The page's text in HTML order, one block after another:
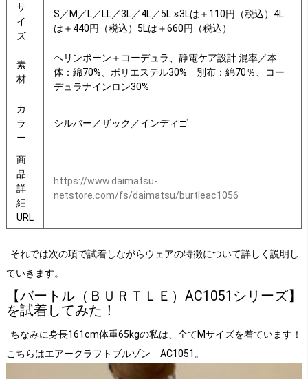
サ
イ
ズ
S／M／L／LL／3L／4L／5L ※3Lは＋110円（税込）4L
は＋440円（税込）5Lは＋660円（税込）
素
材
ヘリンボーン＋コーデュラ、静電ケア設計 混率／本
体：綿70%、ポリエステル30% 別布：綿70％、コー
デュラナインロン30%
カ
ラ
ー
シルバー／ザック／インディゴ
商
品
詳
細
URL
https://www.daimatsu-
netstore.com/fs/daimatsu/burtleac1056
それでは次の項で試着しながらウェアの特徴について詳しく説明し
ていきます。
【バートル（ＢＵＲＴＬＥ）AC1051シリーズ】
を試着してみた！
ちなみに身長161cm体重65kgの私は、全てMサイズを着ています！
こちらはエアークラフトブルゾン AC1051。